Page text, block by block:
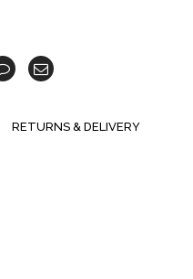
RETURNS & DELIVERY